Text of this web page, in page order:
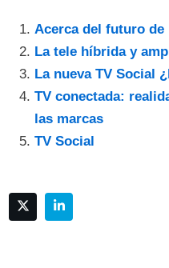
Acerca del futuro
La tele híbrida y
La nueva TV Social
TV conectada:
las marcas
TV Social